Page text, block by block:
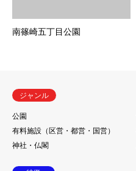
南篠崎五丁目公園
ジャンル
公園
有料施設（区営・都営・国営）
神社・仏閣